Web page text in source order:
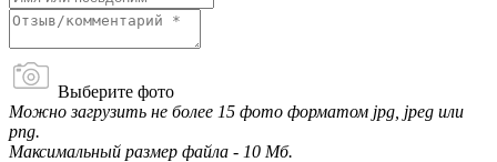
Выберите фото
Можно загрузить не более 15 фото форматом jpg, jpeg или
png.
Максимальный размер файла - 10 Мб.